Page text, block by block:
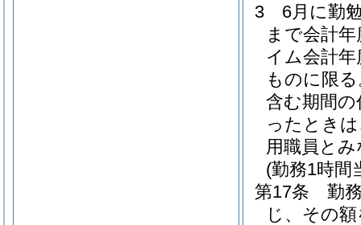
3
6月に勤
まで会計
イム会計
ものに限
含む期間
ったとき
用職員と
(勤務1時間
第17条
勤
じ、その